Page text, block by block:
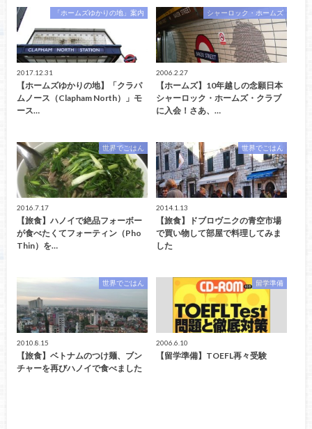
「ホームズゆかりの地」案内
2017.12.31
【ホームズゆかりの地】「クラパ
ムノース（Clapham North）」モ
ース…
シャーロック・ホームズ
2006.2.27
【ホームズ】10年越しの念願日本
シャーロック・ホームズ・クラブ
に入会！さあ、…
世界でごはん
2016.7.17
【旅食】ハノイで絶品フォーボー
が食べたくてフォーティン（Pho
Thin）を…
世界でごはん
2014.1.13
【旅食】ドブロヴニクの青空市場
で買い物して部屋で料理してみま
した
世界でごはん
2010.8.15
【旅食】ベトナムのつけ麺、ブン
チャーを再びハノイで食べました
留学準備
2006.6.10
【留学準備】TOEFL再々受験